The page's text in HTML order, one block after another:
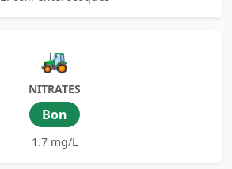
🚜
NITRATES
Bon
1.7 mg/L